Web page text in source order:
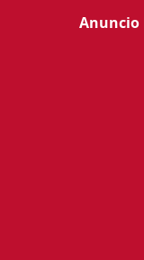
Anuncio